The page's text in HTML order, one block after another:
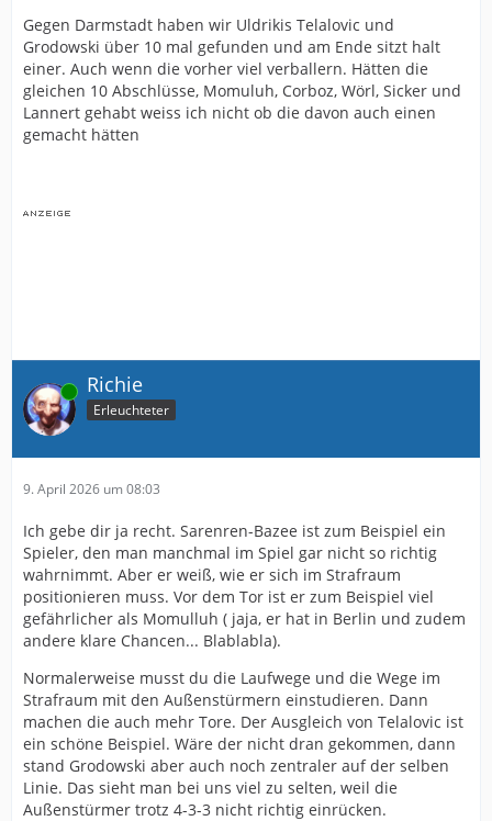
Gegen Darmstadt haben wir Uldrikis Telalovic und
Grodowski über 10 mal gefunden und am Ende sitzt halt
einer. Auch wenn die vorher viel verballern. Hätten die
gleichen 10 Abschlüsse, Momuluh, Corboz, Wörl, Sicker und
Lannert gehabt weiss ich nicht ob die davon auch einen
gemacht hätten
Online Richie
Erleuchteter
9. April 2026 um 08:03
Ich gebe dir ja recht. Sarenren-Bazee ist zum Beispiel ein
Spieler, den man manchmal im Spiel gar nicht so richtig
wahrnimmt. Aber er weiß, wie er sich im Strafraum
positionieren muss. Vor dem Tor ist er zum Beispiel viel
gefährlicher als Momulluh ( jaja, er hat in Berlin und zudem
andere klare Chancen... Blablabla).
Normalerweise musst du die Laufwege und die Wege im
Strafraum mit den Außenstürmern einstudieren. Dann
machen die auch mehr Tore. Der Ausgleich von Telalovic ist
ein schöne Beispiel. Wäre der nicht dran gekommen, dann
stand Grodowski aber auch noch zentraler auf der selben
Linie. Das sieht man bei uns viel zu selten, weil die
Außenstürmer trotz 4-3-3 nicht richtig einrücken.